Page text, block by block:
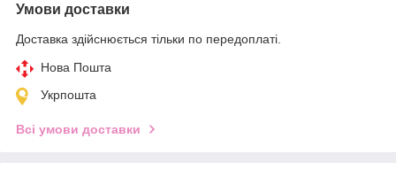
Умови доставки
Доставка здійснюється тільки по передоплаті.
Нова Пошта
Укрпошта
Всі умови доставки